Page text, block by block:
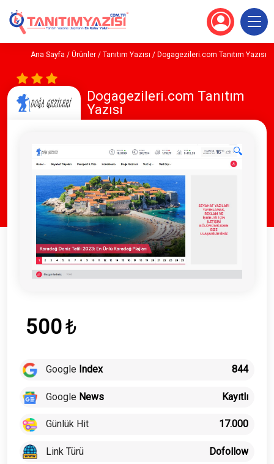
Ana Sayfa / Ürünler / Tanıtım Yazısı / Dogagezileri.com Tanıtım Yazısı
Dogagezileri.com Tanıtım
Yazısı
🔍
500₺
Google Index 844
Google News Kayıtlı
Günlük Hit 17.000
Link Türü Dofollow